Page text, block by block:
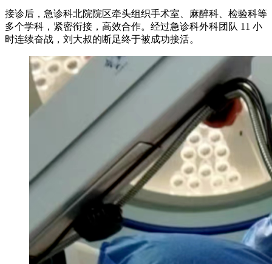
接诊后，急诊科北院院区牵头组织手术室、麻醉科、检验科等
多个学科，紧密衔接，高效合作。经过急诊科外科团队 11 小
时连续奋战，刘大叔的断足终于被成功接活。